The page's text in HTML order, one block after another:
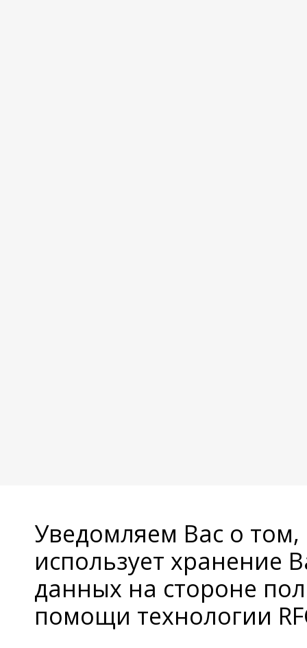
Уведомляем Вас о
использует хранение
данных на стороне
помощи технологии